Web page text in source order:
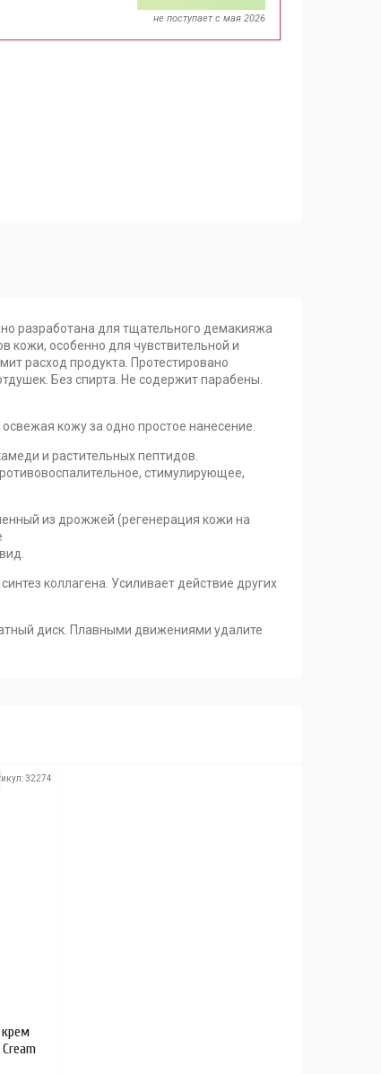
не поступает c мая 2026
разработана для тщательного демакияжа
кожи, особенно для чувствительной и
расход продукта. Протестировано
Без спирта. Не содержит парабены.
кожу за одно простое нанесение.
и растительных пептидов.
стимулирующее,
из дрожжей (регенерация кожи на
коллагена. Усиливает действие других
диск. Плавными движениями удалите
32274